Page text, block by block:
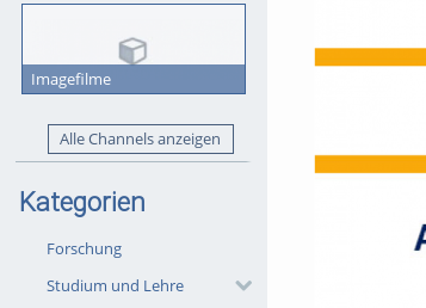
Imagefilme
Alle Channels anzeigen
Kategorien
Forschung
Studium und Lehre